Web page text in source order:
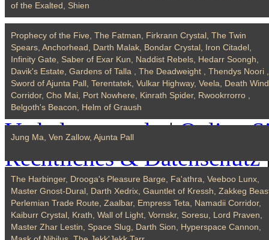
of the Exalted, Shien
Prophecy of the Five, The Fatman, Firkrann Crystal, The Twin
Spears, Anchorhead, Darth Malak, Bondar Crystal, Iron Citadel,
Infinity Gate, Saber of Exar Kun, Naddist Rebels, Hedarr Soongh,
Davik's Estate, Gardens of Talla , The Deadweight , Thendys Noori ,
Sword of Ajunta Pall, Terentatek, Vulkar Highway, Veela, Death Wind
Corridor, Cho Mai, Port Nowhere, Kinrath Spider, Rwookrrorro ,
Belgoth's Beacon, Helm of Graush
Jung Ma, Ven Zallow, Ajunta Pall
The Harbinger, Drooga's Pleasure Barge, Fa'athra, Veeboo Lunx,
Master Gnost-Dural, Darth Xedrix, Gauntlet of Kressh, Zakkeg
Perlemian Trade Route, Zaalbar, Empress Teta, Namadii Corridor,
Kaiburr Crystal, Krath, Wall of Light, Vornskr, Soresu, Lord Praven,
Master Zhar Lestin, Space Slug, Darth Sion, Hyperspace Cannon,
Impressum |Allgemeines
Verhaltensregeln | Online-
Rechtliches & Datenschutz
Datenschutz- und Cookie-
Updates | Sicherheit |